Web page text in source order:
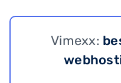
Vimexx: